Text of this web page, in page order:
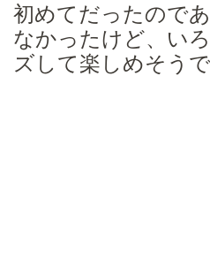
初めてだったので
なかったけど、い
ズして楽しめそう